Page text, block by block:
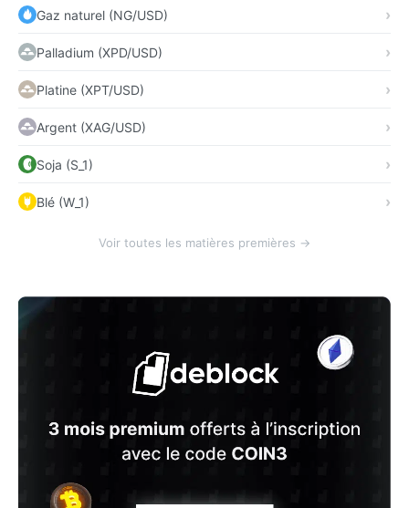
Gaz naturel (NG/USD)
Palladium (XPD/USD)
Platine (XPT/USD)
Argent (XAG/USD)
Soja (S_1)
Blé (W_1)
Voir toutes les matières premières →